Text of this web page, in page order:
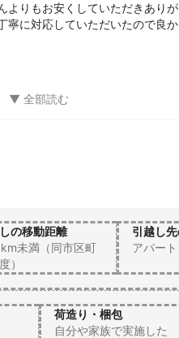
りもお安くしていただきありが
に対応していただいたので良か
の移動距離
未満（同市区町
）
引越し
アパー
荷造り・梱包
自分や家族で実施した